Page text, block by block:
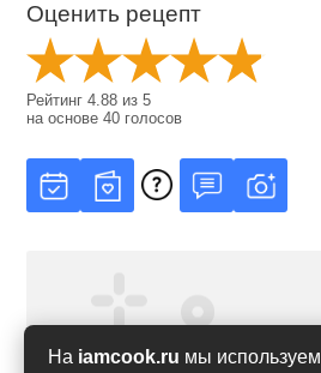
На iamcook.ru мы используем
Оценить рецепт
Рейтинг4.88 из5
на основе40 голосов